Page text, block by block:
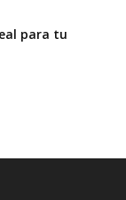
para tu